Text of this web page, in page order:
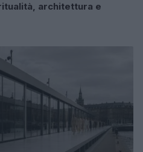
architettura e